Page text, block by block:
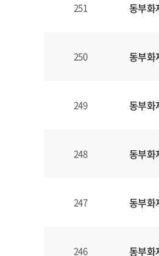
251 동부화
250 동부화
249 동부화
248 동부화
247 동부화
246 동부화